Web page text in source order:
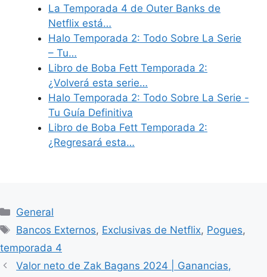
La Temporada 4 de Outer Banks de
Netflix está…
Halo Temporada 2: Todo Sobre La Serie
– Tu…
Libro de Boba Fett Temporada 2:
¿Volverá esta serie…
Halo Temporada 2: Todo Sobre La Serie -
Tu Guía Definitiva
Libro de Boba Fett Temporada 2:
¿Regresará esta…
Categories
General
Tags
Bancos Externos, Exclusivas de Netflix, Pogues,
temporada 4
Valor neto de Zak Bagans 2024 | Ganancias,